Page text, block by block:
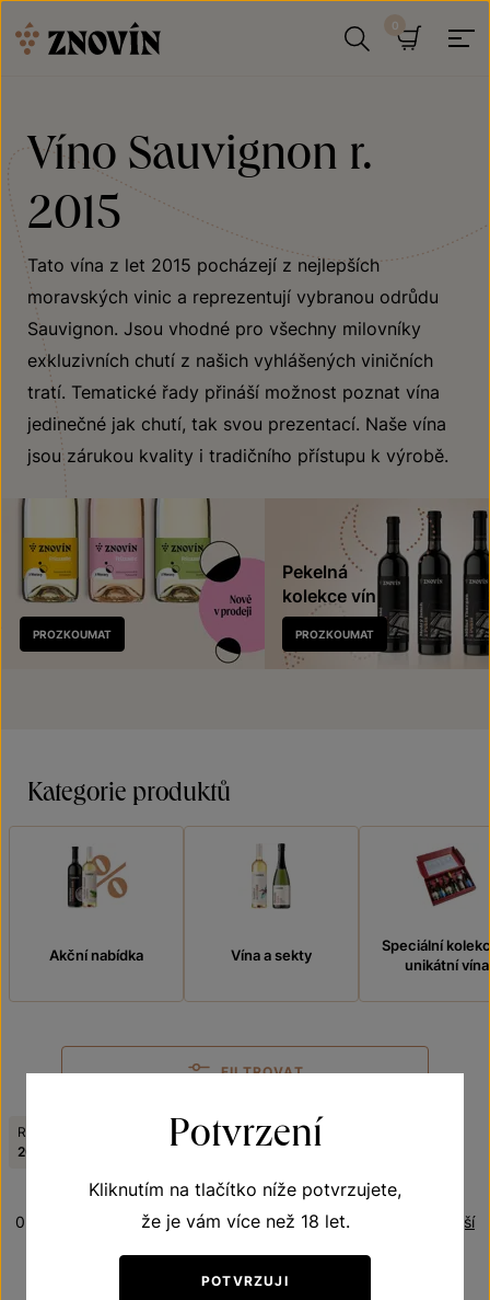
Víno Sauvignon r.
2015
Tato vína z let 2015 pocházejí z nejlepších
moravských vinic a reprezentují vybranou odrůdu
Sauvignon. Jsou vhodné pro všechny milovníky
exkluzivních chutí z našich vyhlášených viničních
tratí. Tematické řady přináší možnost poznat vína
jedinečné jak chutí, tak svou prezentací. Naše vína
jsou zárukou kvality i tradičního přístupu k výrobě.
Nově
v prodeji
PROZKOUMAT
Pekelná
kolekce vín
PROZKOUMAT
Kategorie produktů
Akční nabídka Vína a sekty
Speciální
unikátní vína
FILTROVAT
Ročník:
2015
Zrušit filtry
Nejlevnější
Řazení:
0 produktů
Potvrzení
Kliknutím na tlačítko níže potvrzujete,
že je vám více než 18 let.
POTVRZUJI